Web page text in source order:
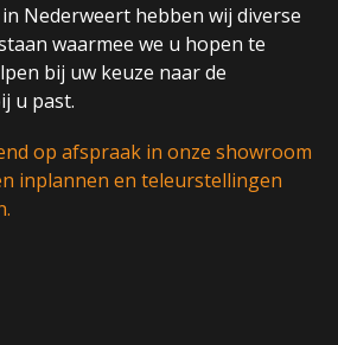
Nederweert hebben wij diverse
waarmee we u hopen te
bij uw keuze naar de
u past.
op afspraak in onze showroom
inplannen en teleurstellingen